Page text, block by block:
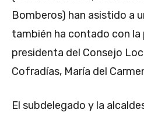
Bomberos) han asistido a
también ha contado con la
presidenta del Consejo
Cofradías, María del
El subdelegado y la